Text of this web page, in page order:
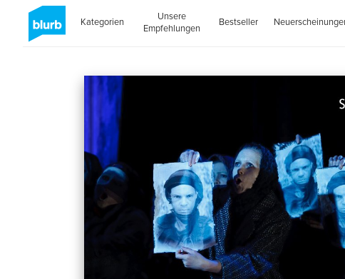
Kategorien
Unsere
Empfehlungen
Bestseller